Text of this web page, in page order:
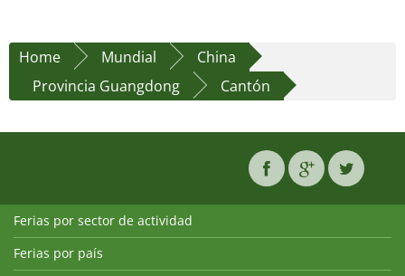
Home Mundial
China
Provincia Guangdong
Cantón
Ferias por sector de actividad
Ferias por país